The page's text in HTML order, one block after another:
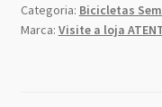
Categoria: Bicicletas
Marca: Visite a loja